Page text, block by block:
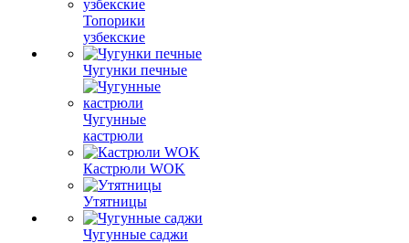
Топорики
узбекские
Чугунки печные
Чугунные
кастрюли
Кастрюли WOK
Утятницы
Чугунные саджи